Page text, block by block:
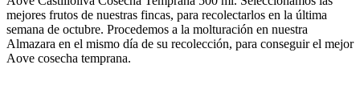
mejores frutos de nuestras fincas, para recolectarlos en la última
semana de octubre. Procedemos a la molturación en nuestra
Almazara en el mismo día de su recolección, para conseguir el mejor
Aove cosecha temprana.